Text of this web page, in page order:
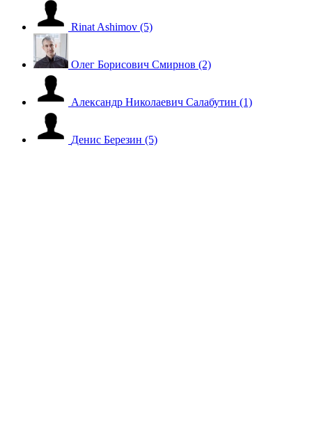
Rinat Ashimov (5)
Олег Борисович Смирнов (2)
Александр Николаевич Салабутин (1)
Денис Березин (5)